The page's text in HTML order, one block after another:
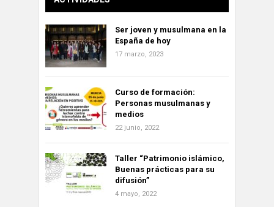
Ser joven y musulmana en la
España de hoy
17 marzo, 2023
Curso de formación:
Personas musulmanas y
medios
22 junio, 2022
Taller “Patrimonio islámico,
Buenas prácticas para su
difusión”
4 mayo, 2022